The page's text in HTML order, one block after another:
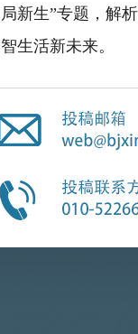
局新生”专题，解
智生活新未来。